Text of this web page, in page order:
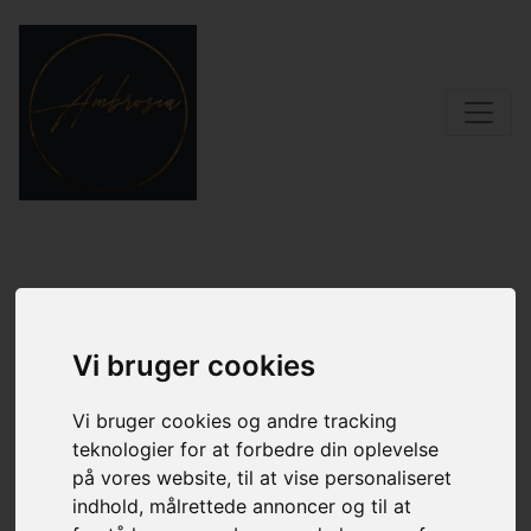
Vi bruger cookies
Vi bruger cookies og andre tracking
teknologier for at forbedre din oplevelse
på vores website, til at vise personaliseret
indhold, målrettede annoncer og til at
Kontakt os
Har du spørgsmål, ønsker en tid, eller er du nysgerrig på, hvilken
behandling der passer bedst til dig? Jeg står klar til at hjælpe dig
med personlig rådgivning og booking. Hos Ambrosia begynder
oplevelsen allerede her – med nærvær, ro og en følelse af luksus.
Tag kontakt, og mærk stemningen af velvære fra første øjeblik.